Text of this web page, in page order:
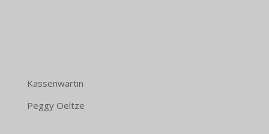
Kassenwartin
Peggy Oeltze